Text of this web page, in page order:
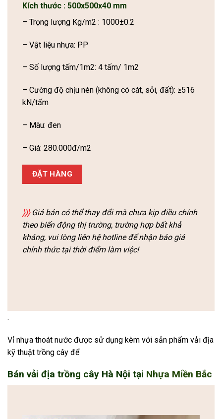
Kích thước : 500x500x40 mm
– Trọng lượng Kg/m2 : 1000±0.2
– Vật liệu nhựa: PP
– Số lượng tấm/1m2: 4 tấm/ 1m2
– Cường độ chịu nén (không có cát, sỏi, đất): ≥516
kN/tấm
– Màu: đen
– Giá: 280.000đ/m2
ĐẶT HÀNG
〉〉〉Giá bán có thể thay đổi mà chưa kịp điều chỉnh
theo biến động thị trường, trường hợp bất khả
kháng, vui lòng liên hệ hotline để nhận báo giá
chính thức tại thời điểm làm việc!
.
Vỉ nhựa thoát nước được sử dụng kèm với sản phẩm vải địa
kỹ thuật trồng cây để
Bán vải địa trồng cây Hà Nội tại Nhựa Miền Bắc